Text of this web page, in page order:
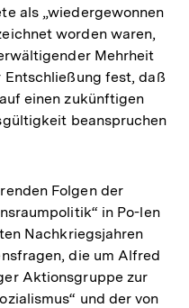
als „wiedergewonnen
worden waren,
Mehrheit
Entschließung fest, daß
einen zukünftigen
beanspruchen
Folgen der
in Po-len
Nachkriegsjahren
die um Alfred
Aktionsgruppe zur
und der von